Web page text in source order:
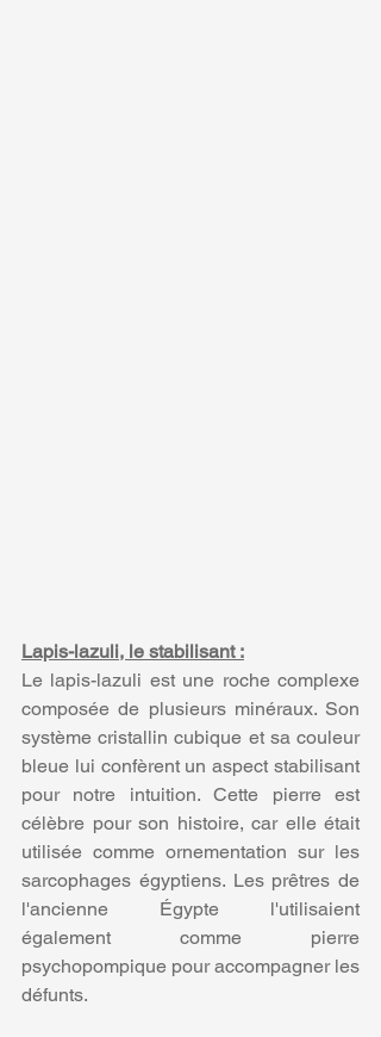
Lapis-lazuli, le stabilisant :
Le lapis-lazuli est une roche complexe
composée de plusieurs minéraux. Son
système cristallin cubique et sa couleur
bleue lui confèrent un aspect stabilisant
pour notre intuition. Cette pierre est
célèbre pour son histoire, car elle était
utilisée comme ornementation sur les
sarcophages égyptiens. Les prêtres de
l'ancienne Égypte l'utilisaient
également comme pierre
psychopompique pour accompagner les
défunts.